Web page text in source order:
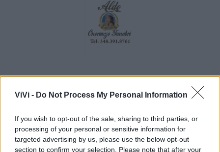
ViVi - Do Not Process My Personal Information
If you wish to opt-out of the sale, sharing to third parties, or
processing of your personal or sensitive information for
targeted advertising by us, please use the below opt-out
section to confirm your selection. Please note that after your